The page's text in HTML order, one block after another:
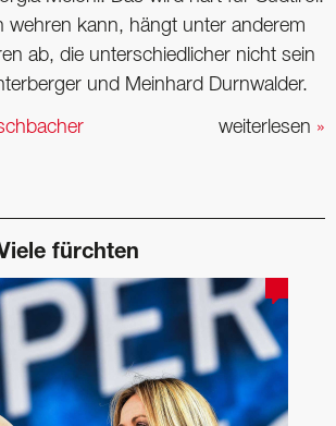
wehren kann, hängt unter ­anderem
ab, die unterschiedlicher nicht sein
und Meinhard Durnwalder.
weiterlesen »
fürchten